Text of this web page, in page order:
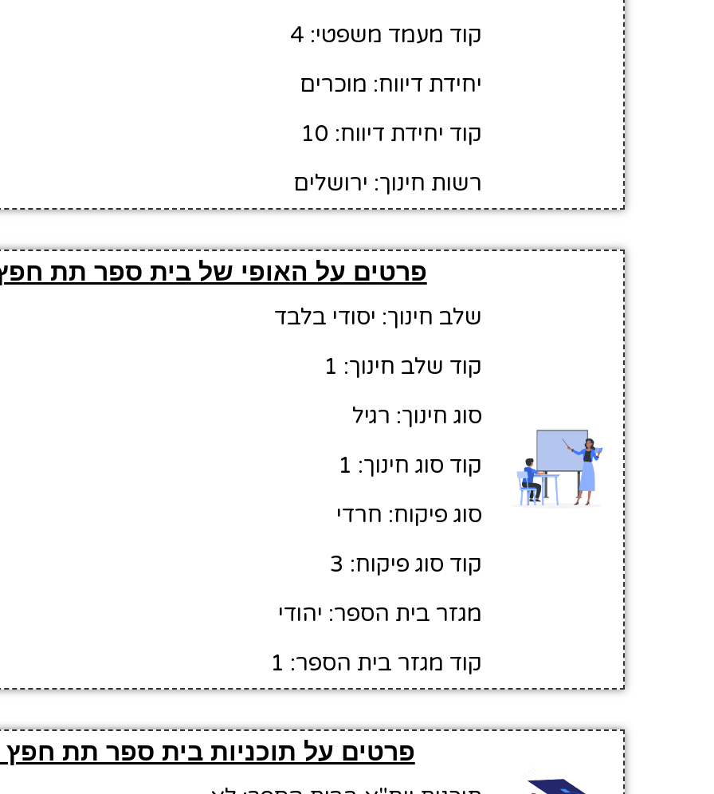
קוד מעמד משפטי: 4
יחידת דיווח: מוכרים
קוד יחידת דיווח: 10
רשות חינוך: ירושלים
פרטים על האופי של בית ספר תת
שלב חינוך: יסודי בלבד
קוד שלב חינוך: 1
סוג חינוך: רגיל
קוד סוג חינוך: 1
סוג פיקוח: חרדי
קוד סוג פיקוח: 3
מגזר בית הספר: יהודי
קוד מגזר בית הספר: 1
פרטים על תוכניות בית ספר תת חפץ